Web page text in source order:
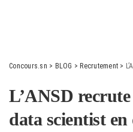
Concours.sn > BLOG > Recrutement >
L’ANSD
data scientist